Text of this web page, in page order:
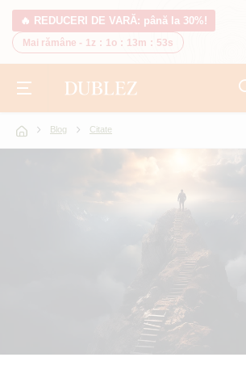
🔥 REDUCERI DE VARĂ: până la 30%!
Mai rămâne - 1z : 1o : 13m : 53s
Blog Citate